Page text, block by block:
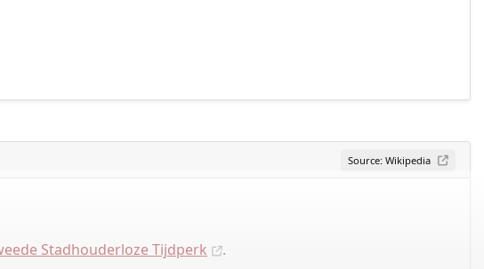
Source: Wikipedia
Stadhouderloze Tijdperk
.